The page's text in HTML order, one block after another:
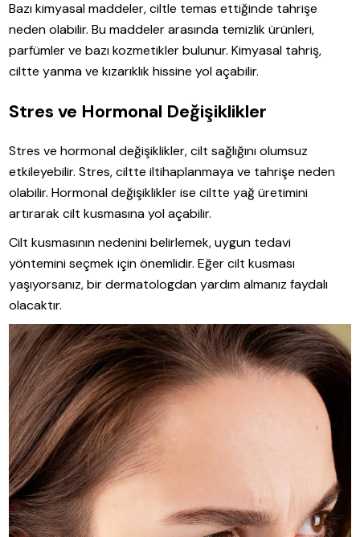
Bazı kimyasal maddeler, ciltle temas ettiğinde tahrişe
neden olabilir. Bu maddeler arasında temizlik ürünleri,
parfümler ve bazı kozmetikler bulunur. Kimyasal tahriş,
ciltte yanma ve kızarıklık hissine yol açabilir.
Stres ve Hormonal Değişiklikler
Stres ve hormonal değişiklikler, cilt sağlığını olumsuz
etkileyebilir. Stres, ciltte iltihaplanmaya ve tahrişe neden
olabilir. Hormonal değişiklikler ise ciltte yağ üretimini
artırarak cilt kusmasına yol açabilir.
Cilt kusmasının nedenini belirlemek, uygun tedavi
yöntemini seçmek için önemlidir. Eğer cilt kusması
yaşıyorsanız, bir dermatologdan yardım almanız faydalı
olacaktır.